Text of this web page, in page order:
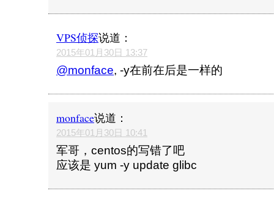
VPS侦探说道：
2015年01月30日 13:37
@monface, -y在前在后是一样的
monface说道：
2015年01月30日 10:41
军哥，centos的写错了吧
应该是 yum -y update glibc